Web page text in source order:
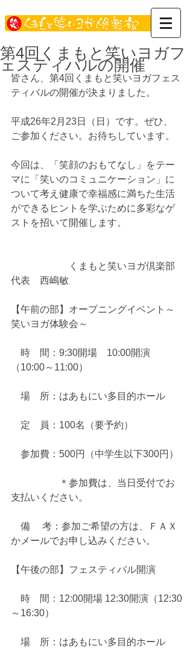
第4回くまもと笑いヨガフ
ェスティバルの開催
皆さん、第4回くまもと笑いヨガフェス
ティバルの開催が決まりました。
平成26年2月23日（日）です。ぜひ、
ご参加ください。お待ちしています。
今回は、「笑顔のおもてなし」をテー
マに「笑いのコミュニケーション」に
ついて考え健康で幸福感に満ちた生活
ができるヒントを学ぶために多彩なゲ
ストを招いて開催します。
くまもと笑いヨガ倶楽部
代表　西嶋敏
【午前の部】オープニングイベント～
笑いヨガ体験会～
時　間：9:30開場　10:00開演
（10:00～11:00）
場　所：はあもにい多目的ホール
定　員：100名（要予約）
参加費：500円（中学生以下300円）
＊参加費は、当日受付でお
支払いください。
備　 考：参加ご希望の方は、ＦＡＸ
かメールでお申し込みください。
【午後の部】フェスティバル開演
時　間：12:00開場 12:30開演（12:30
～16:30）
場　所：はあもにい多目的ホール